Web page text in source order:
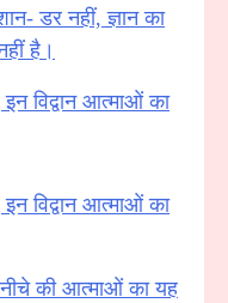
डर नहीं, ज्ञान का
है।
विद्वान आत्माओं का
विद्वान आत्माओं का
नीचे की आत्माओं का यह